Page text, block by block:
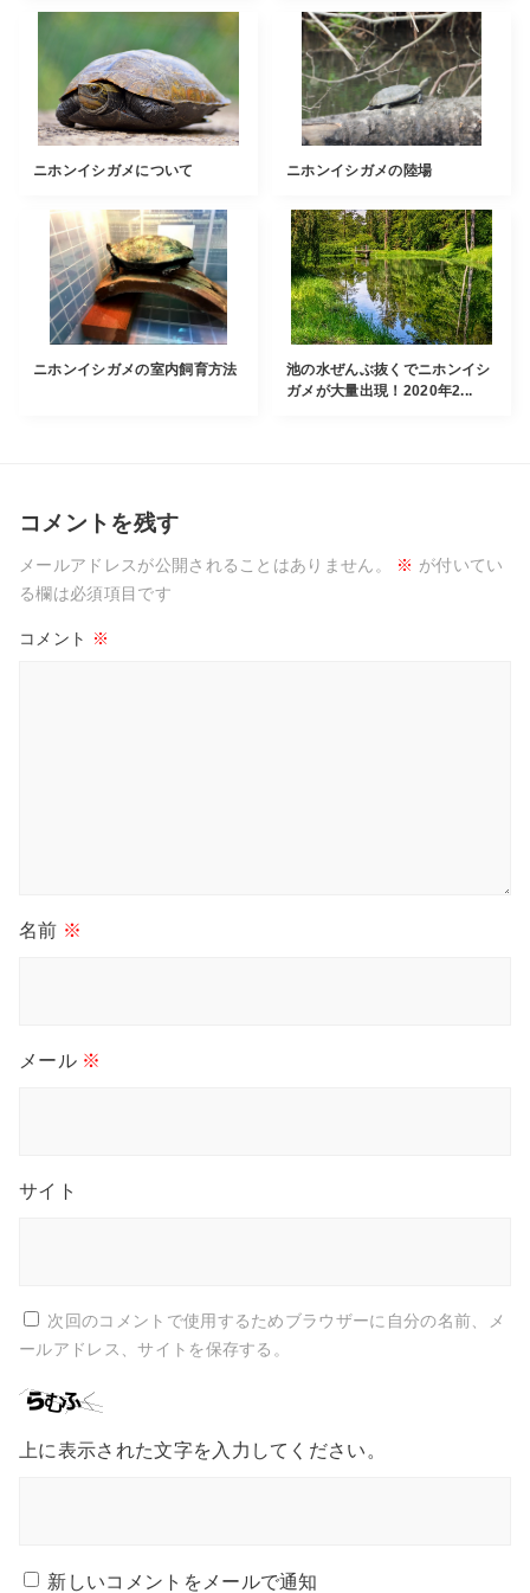
ニホンイシガメについて ニホンイシガメの陸場
ニホンイシガメの室内飼育方法
池の水ぜんぶ抜くでニホンイシ
ガメが大量出現！2020年2...
コメントを残す
メールアドレスが公開されることはありません。 ※ が付いてい
る欄は必須項目です
コメント ※
名前 ※
メール ※
サイト
次回のコメントで使用するためブラウザーに自分の名前、メ
ールアドレス、サイトを保存する。
上に表示された文字を入力してください。
新しいコメントをメールで通知